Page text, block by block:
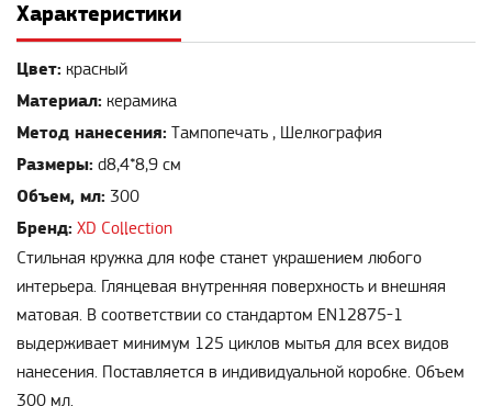
Характеристики
Цвет: красный
Материал: керамика
Метод нанесения: Тампопечать , Шелкография
Размеры: d8,4*8,9 см
Объем, мл: 300
Бренд: XD Collection
Стильная кружка для кофе станет украшением любого
интерьера. Глянцевая внутренняя поверхность и внешняя
матовая. В соответствии со стандартом EN12875-1
выдерживает минимум 125 циклов мытья для всех видов
нанесения. Поставляется в индивидуальной коробке. Объем
300 мл.